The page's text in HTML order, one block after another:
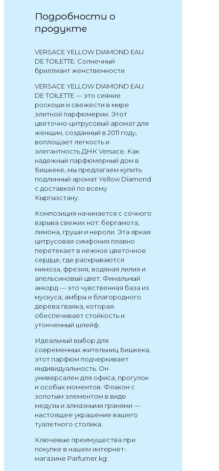
Подробности о
продукте
VERSACE YELLOW DIAMOND EAU
DE TOILETTE: Солнечный
бриллиант женственности
VERSACE YELLOW DIAMOND EAU
DE TOILETTE — это сияние
роскоши и свежести в мире
элитной парфюмерии. Этот
цветочно-цитрусовый аромат для
женщин, созданный в 2011 году,
воплощает легкость и
элегантность ДНК Versace. Как
надежный парфюмерный дом в
Бишкеке, мы предлагаем купить
подлинный аромат Yellow Diamond
с доставкой по всему
Кыргызстану.
Композиция начинается с сочного
взрыва свежих нот: бергамота,
лимона, груши и нероли. Эта яркая
цитрусовая симфония плавно
перетекает в нежное цветочное
сердце, где раскрываются
мимоза, фрезия, водяная лилия и
апельсиновый цвет. Финальный
аккорд — это чувственная база из
мускуса, амбры и благородного
дерева гваяка, которая
обеспечивает стойкость и
утонченный шлейф.
Идеальный выбор для
современных жительниц Бишкека,
этот парфюм подчеркивает
индивидуальность. Он
универсален для офиса, прогулок
и особых моментов. Флакон с
золотым элементом в виде
медузы и алмазными гранями —
настоящее украшение вашего
туалетного столика.
Ключевые преимущества при
покупке в нашем интернет-
магазине Parfumer.kg: